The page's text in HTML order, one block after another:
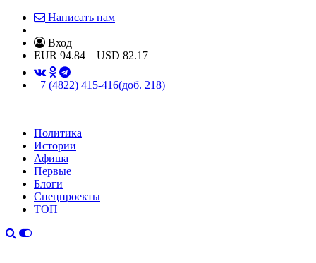
Написать нам
Вход
EUR 94.84 USD 82.17
+7 (4822) 415-416(доб. 218)
Политика
Истории
Афиша
Первые
Блоги
Спецпроекты
ТОП